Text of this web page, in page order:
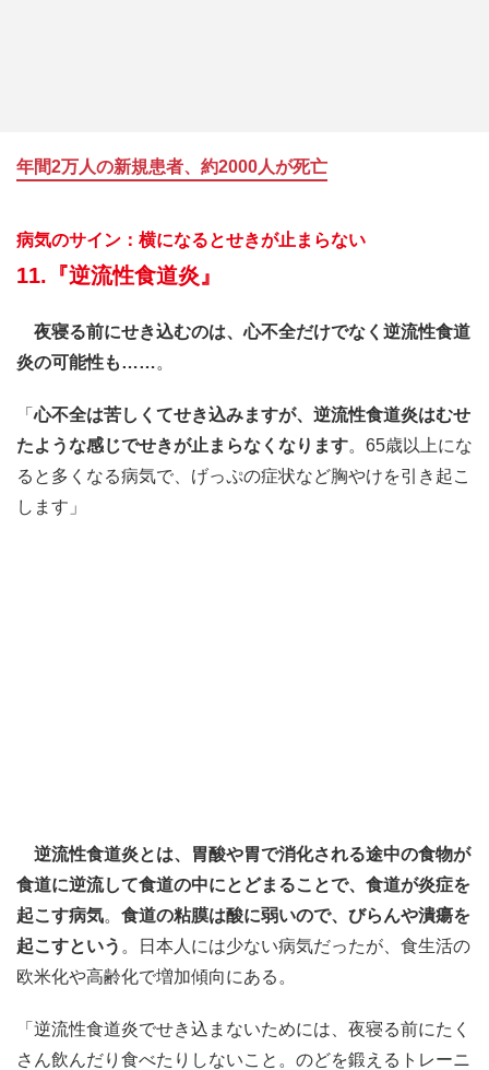
年間2万人の新規患者、約2000人が死亡
病気のサイン：横になるとせきが止まらない
11.『逆流性食道炎』
夜寝る前にせき込むのは、心不全だけでなく逆流性食道
炎の可能性も……。
「心不全は苦しくてせき込みますが、逆流性食道炎はむせ
たような感じでせきが止まらなくなります。65歳以上にな
ると多くなる病気で、げっぷの症状など胸やけを引き起こ
します」
逆流性食道炎とは、胃酸や胃で消化される途中の食物が
食道に逆流して食道の中にとどまることで、食道が炎症を
起こす病気。 食道の粘膜は酸に弱いので、びらんや潰瘍を
起こすという 。日本人には少ない病気だったが、食生活の
欧米化や高齢化で増加傾向にある。
「逆流性食道炎でせき込まないためには、夜寝る前にたく
さん飲んだり食べたりしないこと。のどを鍛えるトレーニ